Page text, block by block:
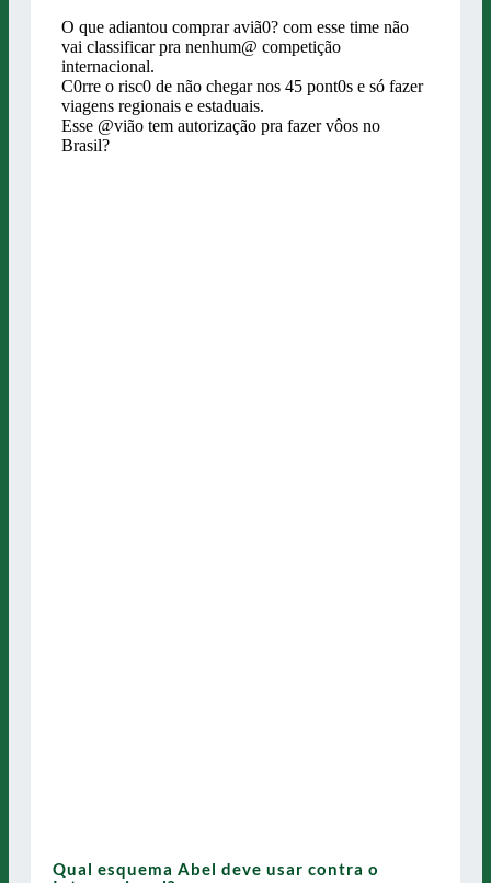
Qual esquema Abel deve usar contra o